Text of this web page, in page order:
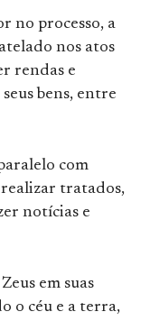
no processo, a
nos atos
rendas e
bens, entre
com
tratados,
notícias e
em suas
o céu e a terra,